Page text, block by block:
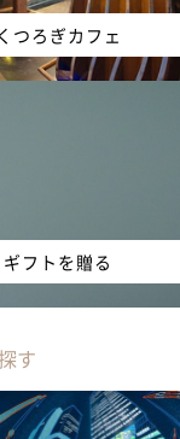
くつろぎカフェ
ギフトを贈る
す